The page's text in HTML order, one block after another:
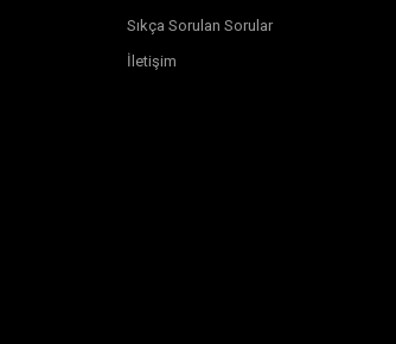
Sıkça Sorulan Sorular
İletişim